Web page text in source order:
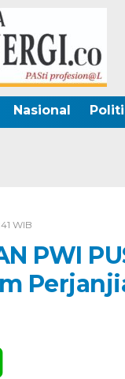
Nasional
WIB
PWI